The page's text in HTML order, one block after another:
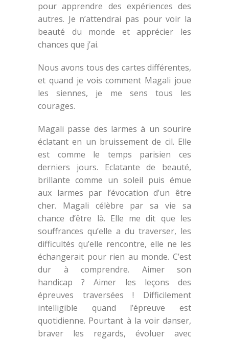
pour apprendre des expériences des
autres. Je n’attendrai pas pour voir la
beauté du monde et apprécier les
chances que j’ai.
Nous avons tous des cartes différentes,
et quand je vois comment Magali joue
les siennes, je me sens tous les
courages.
Magali passe des larmes à un sourire
éclatant en un bruissement de cil. Elle
est comme le temps parisien ces
derniers jours. Eclatante de beauté,
brillante comme un soleil puis émue
aux larmes par l’évocation d’un être
cher. Magali célèbre par sa vie sa
chance d’être là. Elle me dit que les
souffrances qu’elle a du traverser, les
difficultés qu’elle rencontre, elle ne les
échangerait pour rien au monde. C’est
dur à comprendre. Aimer son
handicap ? Aimer les leçons des
épreuves traversées ! Difficilement
intelligible quand l’épreuve est
quotidienne. Pourtant à la voir danser,
braver les regards, évoluer avec